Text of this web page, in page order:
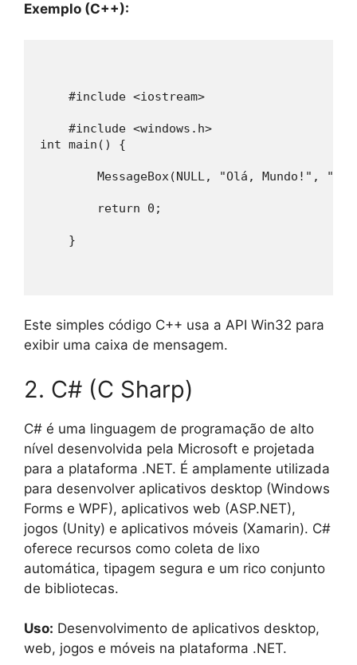
Exemplo (C++):
    #include <iostream>
    #include <windows.h>
int main() {
MessageBox(NULL, "Olá, Mundo!",
        return 0;
    }
Este simples código C++ usa a API Win32 para
exibir uma caixa de mensagem.
2. C# (C Sharp)
C# é uma linguagem de programação de alto
nível desenvolvida pela Microsoft e projetada
para a plataforma .NET. É amplamente utilizada
para desenvolver aplicativos desktop (Windows
Forms e WPF), aplicativos web (ASP.NET),
jogos (Unity) e aplicativos móveis (Xamarin). C#
oferece recursos como coleta de lixo
automática, tipagem segura e um rico conjunto
de bibliotecas.
Uso: Desenvolvimento de aplicativos desktop,
web, jogos e móveis na plataforma .NET.